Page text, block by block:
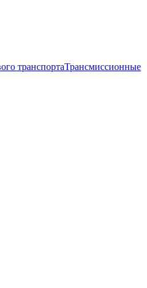
транспортаТрансмиссионные